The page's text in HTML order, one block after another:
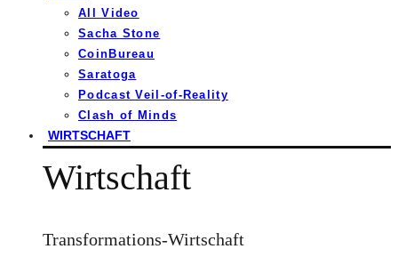
All Video
Sacha Stone
CoinBureau
Saratoga
Podcast Veil-of-Reality
Clash of Minds
WIRTSCHAFT
Wirtschaft
Transformations-Wirtschaft